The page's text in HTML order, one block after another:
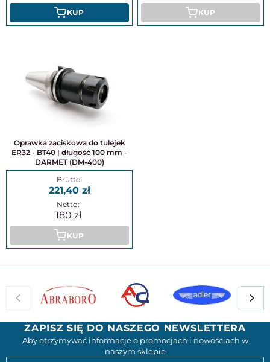
KUP KUP
Oprawka zaciskowa do tulejek
ER32 - BT40 | długość 100 mm -
DARMET (DM-400)
221,40
180
KUP
ZAPISZ SIĘ DO NASZEGO NEWSLETTERA
Aby otrzymywać informacje o promocjach i nowościach w
naszym sklepie